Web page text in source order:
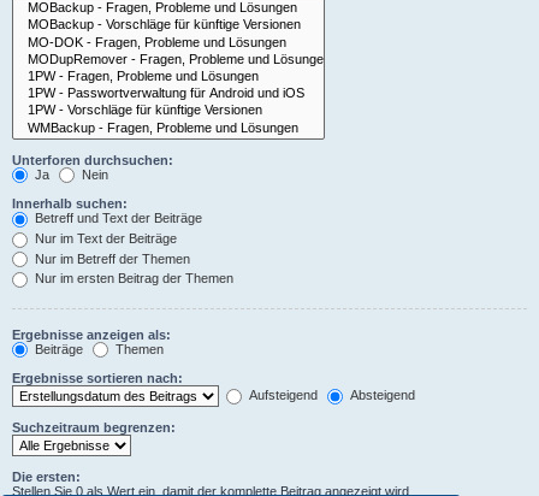
Unterforen durchsuchen:
Ja
Nein
Innerhalb suchen:
Betreff und Text der Beiträge
Nur im Text der Beiträge
Nur im Betreff der Themen
Nur im ersten Beitrag der Themen
Ergebnisse anzeigen als:
Beiträge
Themen
Ergebnisse sortieren nach:
Aufsteigend
Absteigend
Suchzeitraum begrenzen:
Die ersten:
Stellen Sie 0 als Wert ein, damit der komplette Beitrag angezeigt wird.